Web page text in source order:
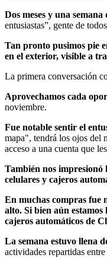
Dos meses y una
entusiastas”, gente de
Tan pronto pusimos pie
en el exterior, visible a
La primera conversación
Aprovechamos cada
noviembre.
Fue notable sentir el
mapa", tendrá los ojos del
acceso a una cuenta que
También nos impresionó
celulares y cajeros
En muchas compras fue
alto. Si bien aún
cajeros automáticos de
La semana estuvo llena
actividades repartidas